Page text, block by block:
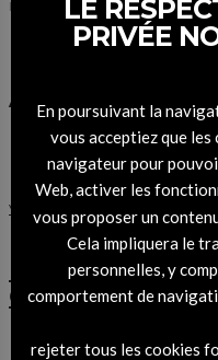
POSTS TAG
Foulards
À LA UNE SUR
VOIR L'ARTICLE
Louis Vuitton
édition de «
LE
PRIVÉE
En poursuivant la
vous acceptiez que
navigateur pour
Web, activer les
vous proposer un
Cela impliquera le
personnelles, y
comportement de
rejeter tous les cookies